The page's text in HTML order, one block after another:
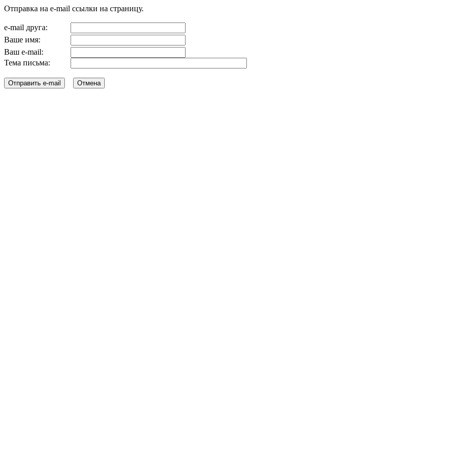
Отправка на e-mail ссылки на страницу.
e-mail друга:
Ваше имя:
Ваш e-mail:
Тема письма: